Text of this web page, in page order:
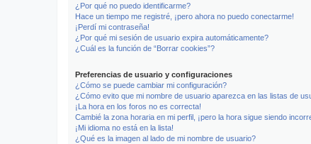
¿Por qué no puedo identificarme?
Hace un tiempo me registré, ¡pero ahora no puedo conectarme!
¡Perdí mi contraseña!
¿Por qué mi sesión de usuario expira automáticamente?
¿Cuál es la función de “Borrar cookies”?
Preferencias de usuario y configuraciones
¿Cómo se puede cambiar mi configuración?
¿Cómo evito que mi nombre de usuario aparezca en las listas de
¡La hora en los foros no es correcta!
Cambié la zona horaria en mi perfil, ¡pero la hora sigue siendo
¡Mi idioma no está en la lista!
¿Qué es la imagen al lado de mi nombre de usuario?